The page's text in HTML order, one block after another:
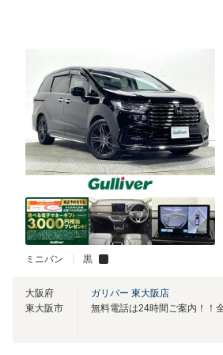
ミニバン 黒
大阪府
東大阪市
ガリバー 東大阪店